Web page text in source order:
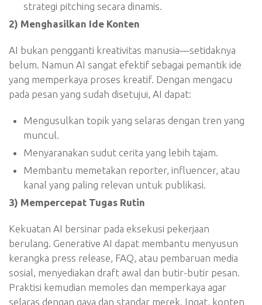
strategi pitching secara dinamis.
2) Menghasilkan Ide Konten
AI bukan pengganti kreativitas manusia—setidaknya
belum. Namun AI sangat efektif sebagai pemantik ide
yang memperkaya proses kreatif. Dengan mengacu
pada pesan yang sudah disetujui, AI dapat:
Mengusulkan topik yang selaras dengan tren yang
muncul.
Menyaranakan sudut cerita yang lebih tajam.
Membantu memetakan reporter, influencer, atau
kanal yang paling relevan untuk publikasi.
3) Mempercepat Tugas Rutin
Kekuatan AI bersinar pada eksekusi pekerjaan
berulang. Generative AI dapat membantu menyusun
kerangka press release, FAQ, atau pembaruan media
sosial, menyediakan draft awal dan butir-butir pesan.
Praktisi kemudian memoles dan memperkaya agar
selaras dengan gaya dan standar merek. Ingat, konten